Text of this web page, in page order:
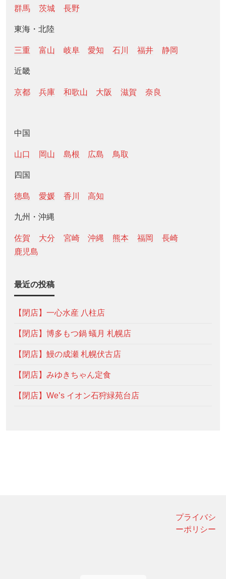
群馬
茨城 長野
東海・北陸
三重 富山 岐阜 愛知 石川 福井 静岡
近畿
京都 兵庫 和歌山 大阪 滋賀 奈良
中国
山口 岡山 島根 広島 鳥取
四国
徳島 愛媛 香川 高知
九州・沖縄
佐賀 大分 宮崎 沖縄 熊本 福岡
長崎
鹿児島
最近の投稿
【閉店】一心水産 八柱店
【閉店】博多もつ鍋 蟻月 札幌店
【閉店】鰻の成瀬 札幌伏古店
【閉店】みゆきちゃん定食
【閉店】We’s イオン石狩緑苑台店
プライバシ
ーポリシー